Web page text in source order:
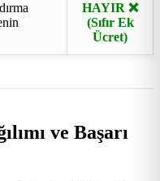
HAYIR ❌
(Sıfır Ek
Ücret)
ve Başarı